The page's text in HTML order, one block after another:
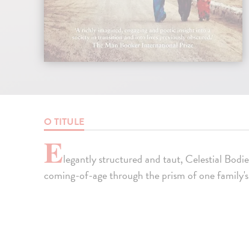
O TITULE
Elegantly structured and taut, Celestial
coming-of-age through the prism of one family's